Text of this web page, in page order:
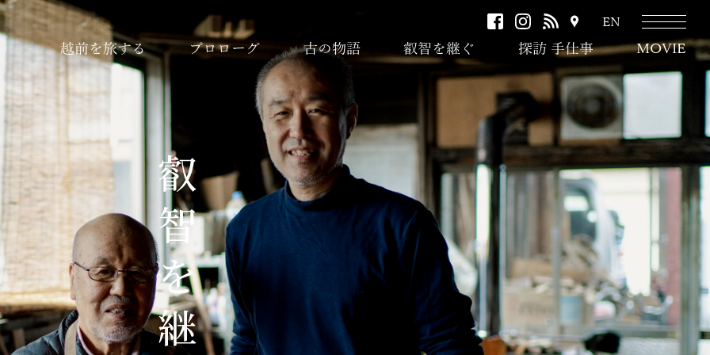
facebookinstagram
RSS
ク
セ
ス
EN
越前を旅する プロローグ 古の物語 叡智を継ぐ 探訪 手仕事 MOVIE